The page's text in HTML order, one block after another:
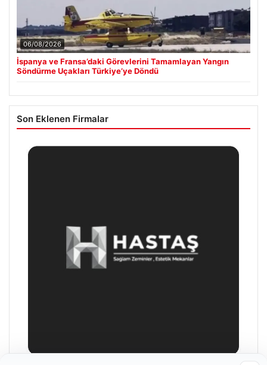
06/08/2026
İspanya ve Fransa’daki Görevlerini Tamamlayan Yangın
Söndürme Uçakları Türkiye’ye Döndü
Son Eklenen Firmalar